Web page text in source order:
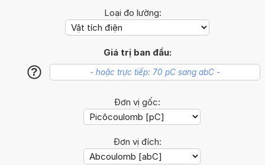
Loại đo lường:
Giá trị ban đầu:
?
Đơn vị gốc:
Đơn vị đích: